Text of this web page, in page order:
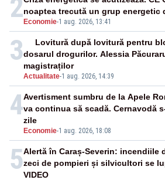
2Economie-1 aug. 2026, 13:41
noaptea trecută un grup energetic
3
Actualitate-1 aug. 2026, 14:39
Lovitură după lovitură pentru
dosarul drogurilor. Alessia
magistraților
4
Economie-1 aug. 2026, 18:08
Avertisment sumbru de la Apele
va continua să scadă. Cernavodă
zile
5Alertă în Caraș-Severin: incendiile
zeci de pompieri și silvicultori se
VIDEO